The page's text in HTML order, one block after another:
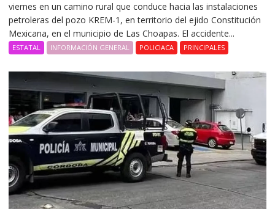
viernes en un camino rural que conduce hacia las instalaciones
petroleras del pozo KREM-1, en territorio del ejido Constitución
Mexicana, en el municipio de Las Choapas. El accidente...
ESTATAL INFORMACIÓN GENERAL POLICIACA PRINCIPALES